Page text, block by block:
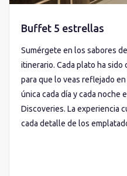
Buffet 5 estrellas
Sumérgete en los sabores
itinerario. Cada plato ha sido
para que lo veas reflejado
única cada día y cada noche
Discoveries. La experiencia
cada detalle de los